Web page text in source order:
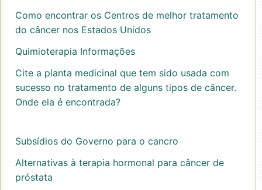
Como encontrar os Centros de melhor tratamento
do câncer nos Estados Unidos
Quimioterapia Informações
Cite a planta medicinal que tem sido usada com
sucesso no tratamento de alguns tipos de câncer.
Onde ela é encontrada?
Subsídios do Governo para o cancro
Alternativas à terapia hormonal para câncer de
próstata